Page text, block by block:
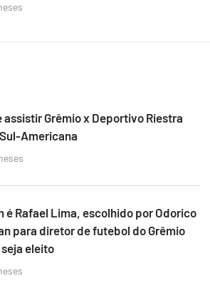
assistir Grêmio x Deportivo Riestra
Americana
é Rafael Lima, escolhido por Odorico
para diretor de futebol do Grêmio
eleito